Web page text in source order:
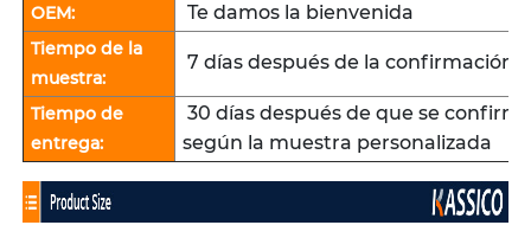
OEM: Te damos la bienvenida
Tiempo de la
muestra:
7 días después de la confirmación
Tiempo de
entrega:
30 días después de que se
según la muestra personalizada